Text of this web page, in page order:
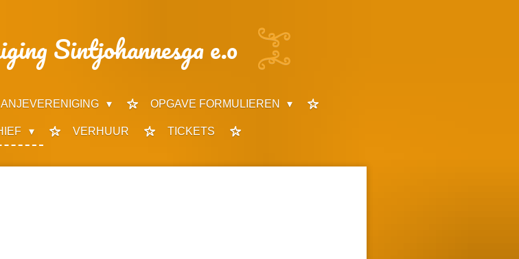
Sintjohannesga e.o
OPGAVE FORMULIEREN
VERHUUR TICKETS